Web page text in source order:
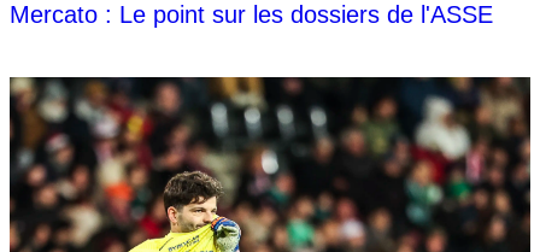
Mercato : Le point sur les dossiers de l'ASSE